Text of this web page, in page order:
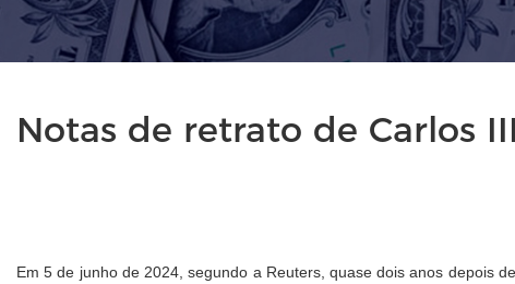
Notas de retrato de Carlos
Em 5 de junho de 2024, segundo a Reuters, quase dois anos depois